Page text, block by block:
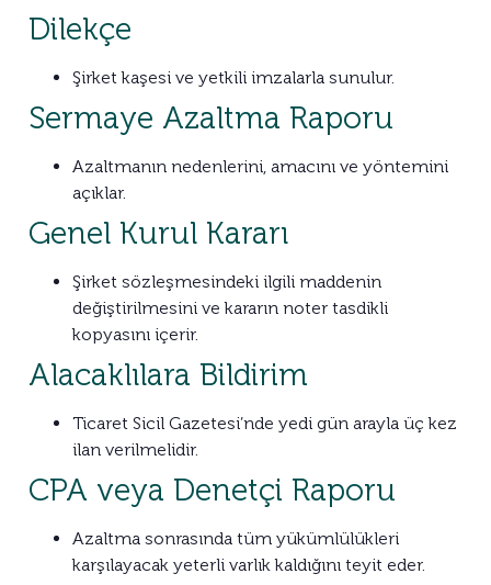
Dilekçe
Şirket kaşesi ve yetkili imzalarla sunulur.
Sermaye Azaltma Raporu
Azaltmanın nedenlerini, amacını ve yöntemini
açıklar.
Genel Kurul Kararı
Şirket sözleşmesindeki ilgili maddenin
değiştirilmesini ve kararın noter tasdikli
kopyasını içerir.
Alacaklılara Bildirim
Ticaret Sicil Gazetesi’nde yedi gün arayla üç kez
ilan verilmelidir.
CPA veya Denetçi Raporu
Azaltma sonrasında tüm yükümlülükleri
karşılayacak yeterli varlık kaldığını teyit eder.